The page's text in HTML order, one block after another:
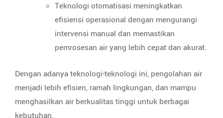
Teknologi otomatisasi meningkatkan
efisiensi operasional dengan mengurangi
intervensi manual dan memastikan
pemrosesan air yang lebih cepat dan akurat.
Dengan adanya teknologi-teknologi ini, pengolahan air
menjadi lebih efisien, ramah lingkungan, dan mampu
menghasilkan air berkualitas tinggi untuk berbagai
kebutuhan.